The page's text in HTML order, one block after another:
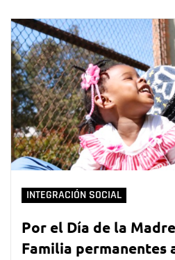
INTEGRACIÓN SOCIAL
Por el Día de la
Familia permanentes